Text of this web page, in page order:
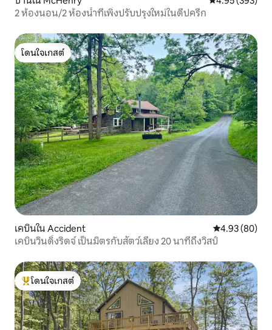
2 ห้องนอน/2 ห้องน้ำที่เพิ่งปรับปรุงใหม่ในดีปครีก
โดนใจเกสต์
โดนใจเกสต์
เคบินใน Accident คะแนนเฉลี่ย
4.93 (80)
เคบินวินดิ้งริดจ์ เป็นมิตรกับสัตว์เลี้ยง 20 นาทีถึงวิสป์
โดนใจเกสต์ที่สุด
โดนใจเกสต์